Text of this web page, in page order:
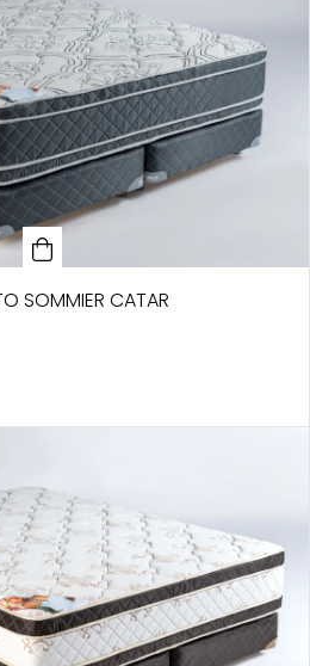
SOMMIER CATAR